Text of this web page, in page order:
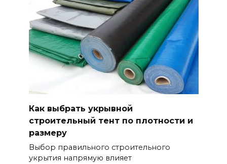
Как выбрать укрывной
строительный тент по плотности и
размеру
Выбор правильного строительного
укрытия напрямую влияет